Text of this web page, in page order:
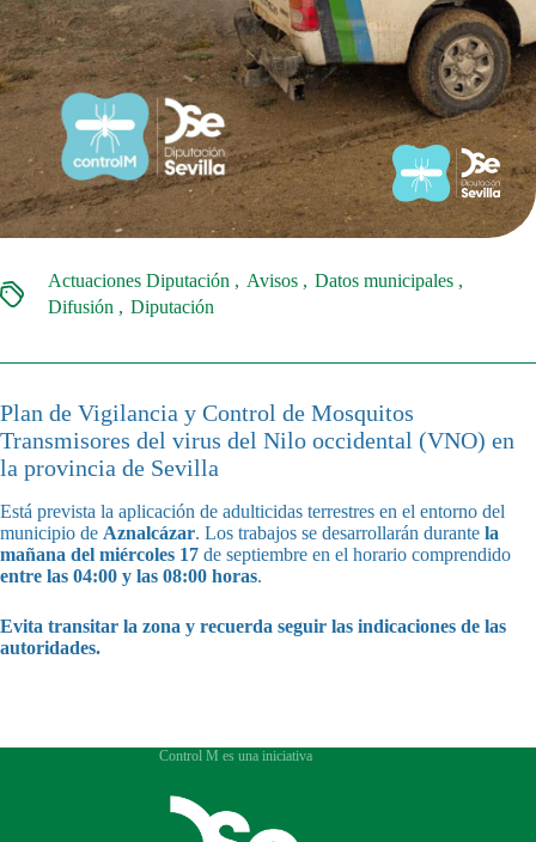
Actuaciones Diputación Avisos
Datos municipales
Difusión
Diputación
Plan de Vigilancia y Control de Mosquitos
Transmisores del virus del Nilo occidental (VNO) en
la provincia de Sevilla
Está prevista la aplicación de adulticidas terrestres en el entorno del
municipio de Aznalcázar. Los trabajos se desarrollarán durante la
mañana del miércoles 17 de septiembre en el horario comprendido
entre las 04:00 y las 08:00 horas.
Evita transitar la zona y recuerda seguir las indicaciones de las
autoridades.
Control M es una iniciativa